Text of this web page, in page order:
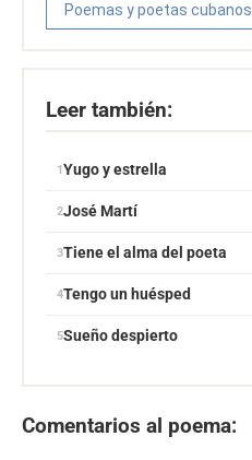
Poemas y poetas cubanos
Leer también:
Yugo y estrella
José Martí
Tiene el alma del poeta
Tengo un huésped
Sueño despierto
Comentarios al poema: